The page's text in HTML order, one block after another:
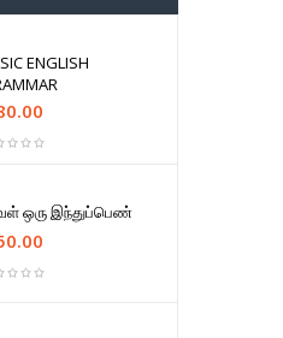
ENGLISH
ஒரு இந்துப்பெண்